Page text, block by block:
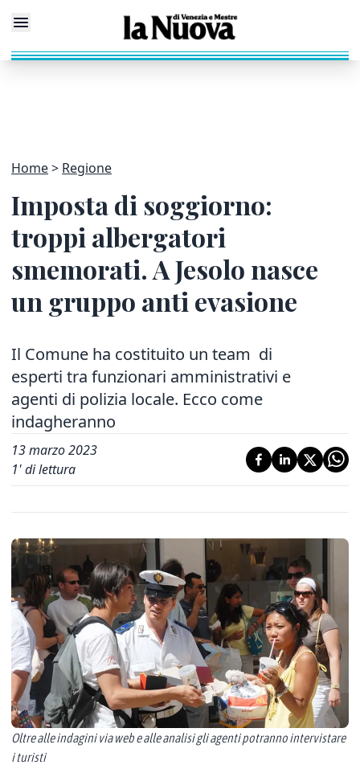
Home Regione
Imposta di soggiorno:
troppi albergatori
smemorati. A Jesolo nasce
un gruppo anti evasione
Il Comune ha costituito un team di
esperti tra funzionari amministrativi e
agenti di polizia locale. Ecco come
indagheranno
13 marzo 2023
1' di lettura
Oltre alle indagini via web e alle analisi gli agenti potranno intervistare
i turisti